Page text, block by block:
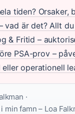
tiden? Orsaker,
vad är det? Allt
& Fritid –
PSA-prov –
eller operationell
·
i min famn – Loa